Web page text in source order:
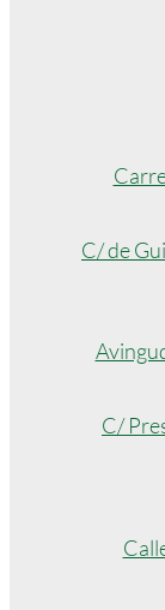
C/ de
C/